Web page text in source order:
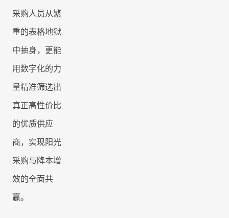
采购人员从繁
重的表格地狱
中抽身，更能
用数字化的力
量精准筛选出
真正高性价比
的优质供应
商，实现阳光
采购与降本增
效的全面共
赢。